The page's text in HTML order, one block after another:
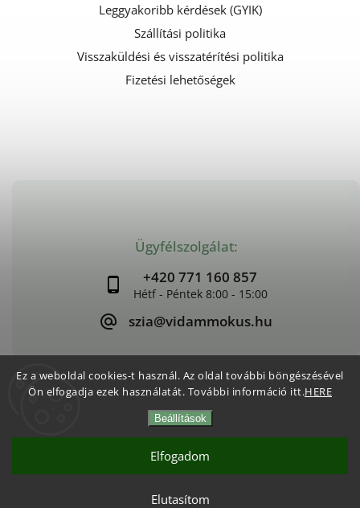
Ez a weboldal cookies-t használ. Az oldal további böngészésével
Ön elfogadja ezek használatát. További információ itt.HERE
Beállítások
Elutasítom
Elfogadom
Ügyfélszolgálat:
+420 771 160 857
szia@vidammokus.hu
Leggyakoribb kérdések (GYIK)
Szállítási politika
Visszaküldési és visszatérítési politika
Fizetési lehetőségek
Vidám Mókus. Minden jog fenntartva.
Süti beállítások szerkesztése
Shoptet | Design